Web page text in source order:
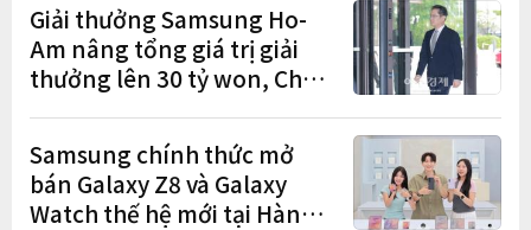
Giải thưởng Samsung Ho-
Am nâng tổng giá trị giải
thưởng lên 30 tỷ won, Chủ
lễ trao giải năm thứ 5 liên
tiếp
Samsung chính thức mở
bán Galaxy Z8 và Galaxy
Watch thế hệ mới tại Hàn